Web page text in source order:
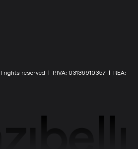
reserved | P.IVA: 03136910357 | REA: